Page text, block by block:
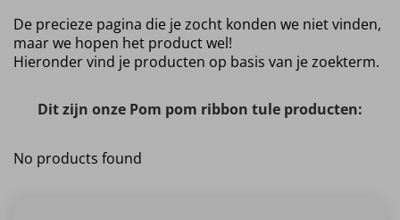
De precieze pagina die je zocht konden we niet vinden,
maar we hopen het product wel!
Hieronder vind je producten op basis van je zoekterm.
Dit zijn onze Pom pom ribbon tule producten:
No products found